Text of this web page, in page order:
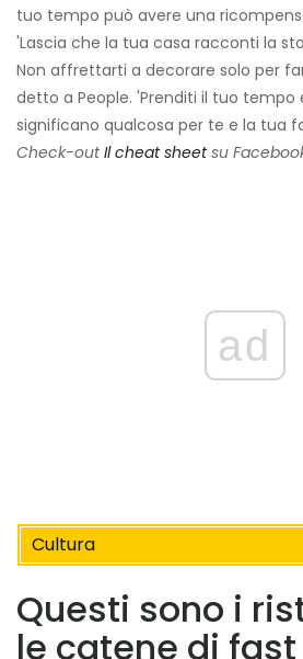
tuo tempo può avere una
'Lascia che la tua casa racconti la
Non affrettarti a decorare solo per
detto a People. 'Prenditi il ​​tuo tempo
significano qualcosa per te e la tua
Check-outIl cheat sheetsu
ad
Cultura
Questi sono i
le catene di